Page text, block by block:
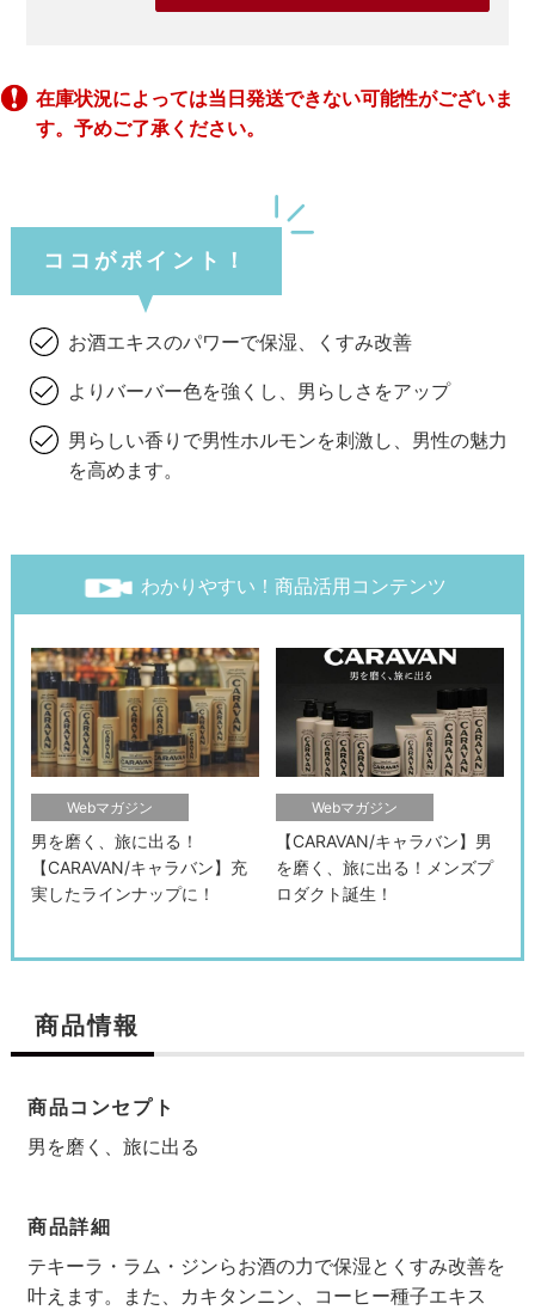
在庫状況によっては当日発送できない可能性がございま
す。予めご了承ください。
ココがポイント！
お酒エキスのパワーで保湿、くすみ改善
よりバーバー色を強くし、男らしさをアップ
男らしい香りで男性ホルモンを刺激し、男性の魅力
を高めます。
わかりやすい！商品活用コンテンツ
Webマガジン
男を磨く、旅に出る！
【CARAVAN/キャラバン】充
実したラインナップに！
Webマガジン
【CARAVAN/キャラバン】男
を磨く、旅に出る！メンズプ
ロダクト誕生！
商品情報
商品コンセプト
男を磨く、旅に出る
商品詳細
テキーラ・ラム・ジンらお酒の力で保湿とくすみ改善を
叶えます。また、カキタンニン、コーヒー種子エキス